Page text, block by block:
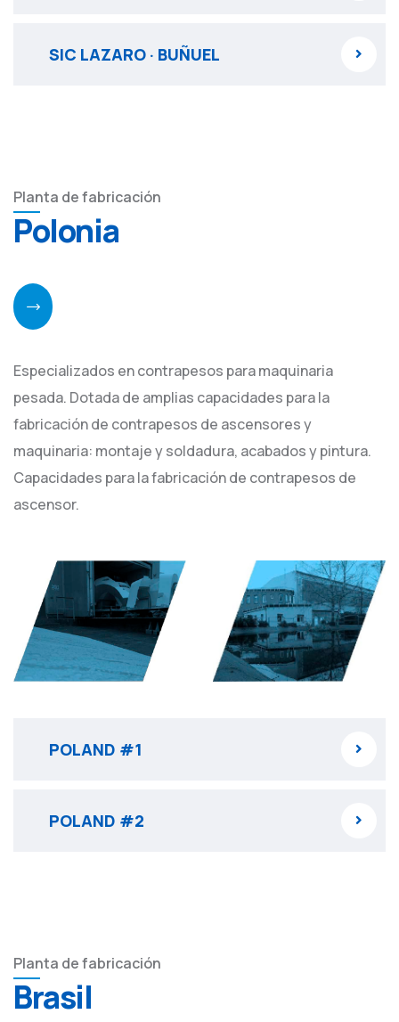
SIC LAZARO · BUÑUEL
Planta de fabricación
Polonia
Especializados en contrapesos para maquinaria
pesada. Dotada de amplias capacidades para la
fabricación de contrapesos de ascensores y
maquinaria: montaje y soldadura, acabados y pintura.
Capacidades para la fabricación de contrapesos de
ascensor.
POLAND #1
POLAND #2
Planta de fabricación
Brasil